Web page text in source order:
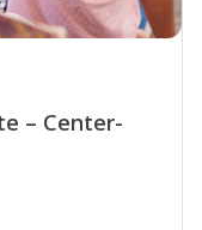
– Center-